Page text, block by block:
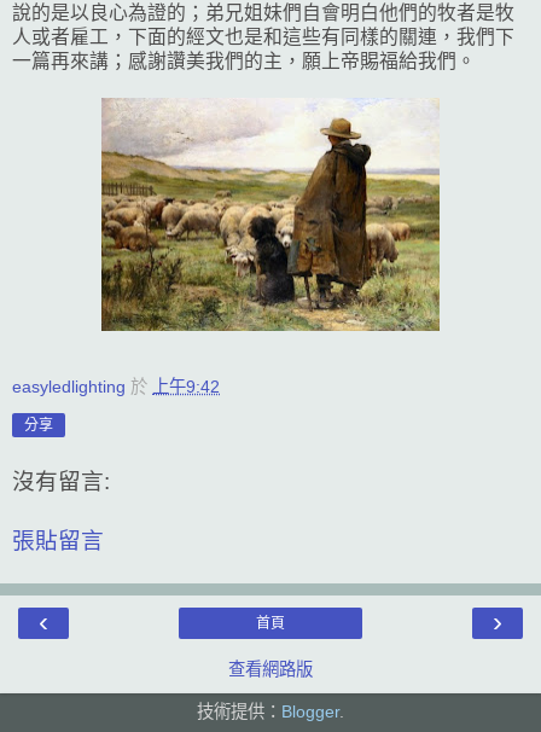
說的是以良心為證的；弟兄姐妹們自會明白他們的牧者是牧
人或者雇工，下面的經文也是和這些有同樣的關連，我們下
一篇再來講；感謝讚美我們的主，願上帝賜福給我們。
easyledlighting 於 上午9:42
分享
沒有留言:
張貼留言
‹ ›
首頁
查看網路版
技術提供： Blogger.